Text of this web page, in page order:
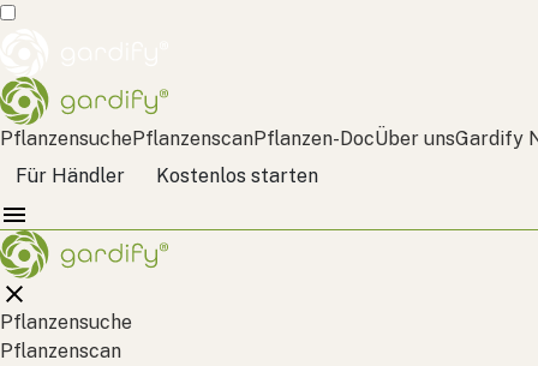
PflanzensuchePflanzenscanPflanzen-DocÜber unsGardify
Für Händler
Kostenlos starten
Pflanzensuche
Pflanzenscan